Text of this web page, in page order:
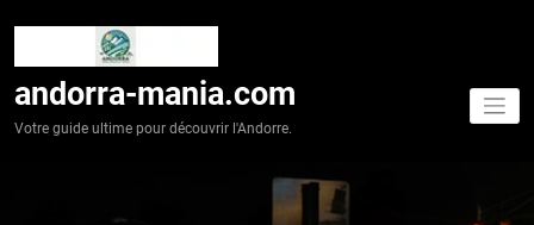
andorra-mania.com
Votre guide ultime pour découvrir l'Andorre.